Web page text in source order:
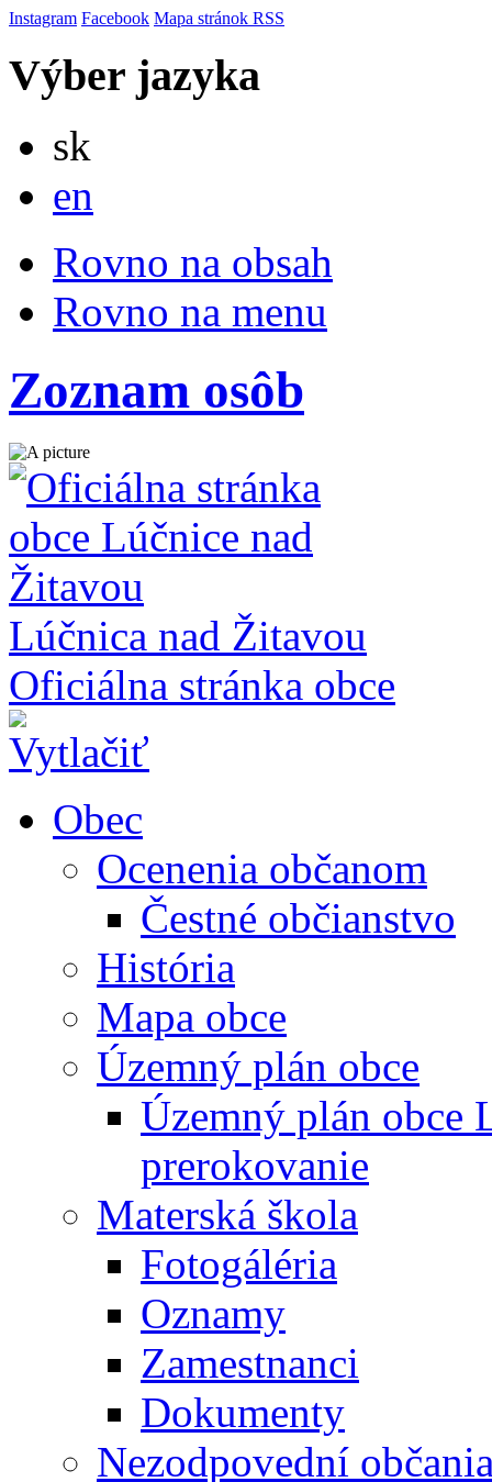
Instagram Facebook Mapa stránok RSS
Výber jazyka
sk
en
Rovno na obsah
Rovno na menu
Zoznam osôb
Lúčnica nad Žitavou
Oficiálna stránka obce
Obec
Ocenenia občanom
Čestné občianstvo
História
Mapa obce
Územný plán obce
Územný plán obce
prerokovanie
Materská škola
Fotogáléria
Oznamy
Zamestnanci
Dokumenty
Nezodpovední